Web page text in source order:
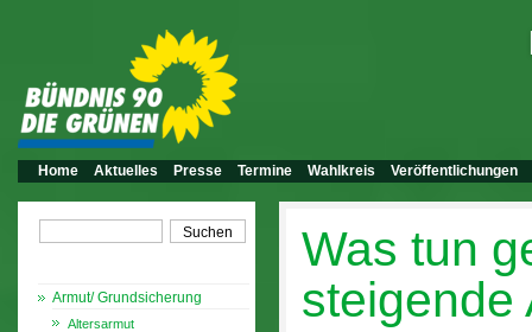
Home Aktuelles Presse Termine Wahlkreis Veröffentlichungen
Armut/ Grundsicherung
Altersarmut
Was tun
steigende